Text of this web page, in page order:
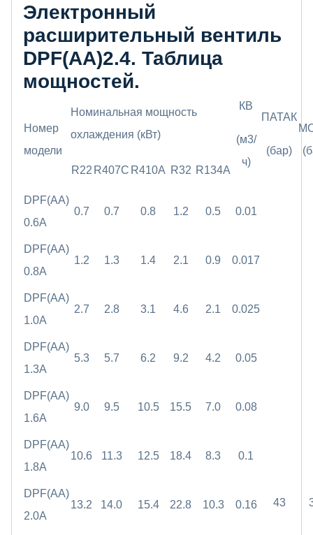
Электронный
расширительный вентиль
DPF(AA)2.4. Таблица
мощностей.
Номер
модели
Номинальная мощность
охлаждения (кВт)
КВ
(м3/
ч)
ПАТАК
(бар)
R22 R407C R410A R32 R134A
DPF(AA)
0.6A
0.7 0.7 0.8 1.2 0.5 0.01
43
DPF(AA)
0.8A
1.2 1.3 1.4 2.1 0.9 0.017
DPF(AA)
1.0A
2.7 2.8 3.1 4.6 2.1 0.025
DPF(AA)
1.3A
5.3 5.7 6.2 9.2 4.2 0.05
DPF(AA)
1.6A
9.0 9.5 10.5 15.5 7.0 0.08
DPF(AA)
1.8A
10.6 11.3 12.5 18.4 8.3 0.1
DPF(AA)
2.0A
13.2 14.0 15.4 22.8 10.3 0.16